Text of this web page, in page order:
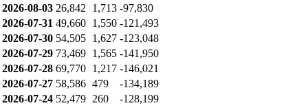
2026-08-03 26,842 1,713 -97,830
2026-07-31 49,660 1,550 -121,493
2026-07-30 54,505 1,627 -123,048
2026-07-29 73,469 1,565 -141,950
2026-07-28 69,770 1,217 -146,021
2026-07-27 58,586 479
-134,189
2026-07-24 52,479 260
-128,199